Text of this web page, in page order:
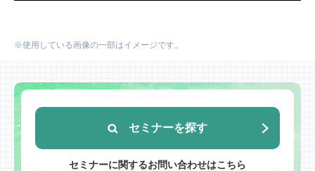
※使用している画像の一部はイメージです。
セミナーを探す
セミナーに関するお問い合わせはこちら